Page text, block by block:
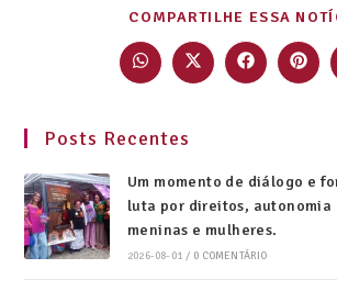
COMPARTILHE ESSA
Posts Recentes
Um momento de diálogo e
luta por direitos, autonomia
meninas e mulheres.
2026-08-01 / 0 COMENTÁRIO